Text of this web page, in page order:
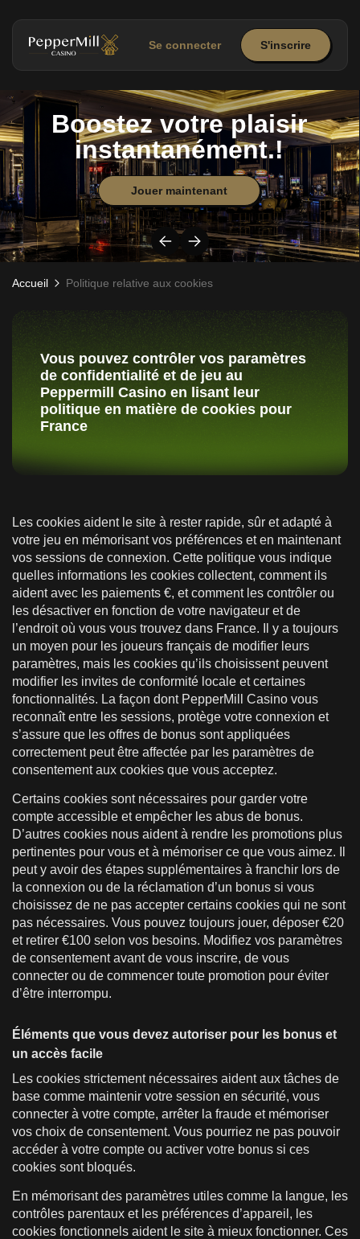
Se connecter S'inscrire
Boostez votre plaisir
instantanément.!
Jouer maintenant
Accueil Politique relative aux cookies
Vous pouvez contrôler vos paramètres
de confidentialité et de jeu au
Peppermill Casino en lisant leur
politique en matière de cookies pour
France
Les cookies aident le site à rester rapide, sûr et adapté à
votre jeu en mémorisant vos préférences et en maintenant
vos sessions de connexion. Cette politique vous indique
quelles informations les cookies collectent, comment ils
aident avec les paiements €, et comment les contrôler ou
les désactiver en fonction de votre navigateur et de
l’endroit où vous vous trouvez dans France. Il y a toujours
un moyen pour les joueurs français de modifier leurs
paramètres, mais les cookies qu’ils choisissent peuvent
modifier les invites de conformité locale et certaines
fonctionnalités. La façon dont PepperMill Casino vous
reconnaît entre les sessions, protège votre connexion et
s’assure que les offres de bonus sont appliquées
correctement peut être affectée par les paramètres de
consentement aux cookies que vous acceptez.
Certains cookies sont nécessaires pour garder votre
compte accessible et empêcher les abus de bonus.
D’autres cookies nous aident à rendre les promotions plus
pertinentes pour vous et à mémoriser ce que vous aimez. Il
peut y avoir des étapes supplémentaires à franchir lors de
la connexion ou de la réclamation d’un bonus si vous
choisissez de ne pas accepter certains cookies qui ne sont
pas nécessaires. Vous pouvez toujours jouer, déposer €20
et retirer €100 selon vos besoins. Modifiez vos paramètres
de consentement avant de vous inscrire, de vous
connecter ou de commencer toute promotion pour éviter
d’être interrompu.
Éléments que vous devez autoriser pour les bonus et
un accès facile
Les cookies strictement nécessaires aident aux tâches de
base comme maintenir votre session en sécurité, vous
connecter à votre compte, arrêter la fraude et mémoriser
vos choix de consentement. Vous pourriez ne pas pouvoir
accéder à votre compte ou activer votre bonus si ces
cookies sont bloqués.
En mémorisant des paramètres utiles comme la langue, les
contrôles parentaux et les préférences d’appareil, les
cookies fonctionnels aident le site à mieux fonctionner. Ces